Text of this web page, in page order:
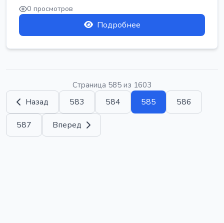
0 просмотров
Подробнее
Страница 585 из 1603
Назад 583 584 585 586
587 Вперед